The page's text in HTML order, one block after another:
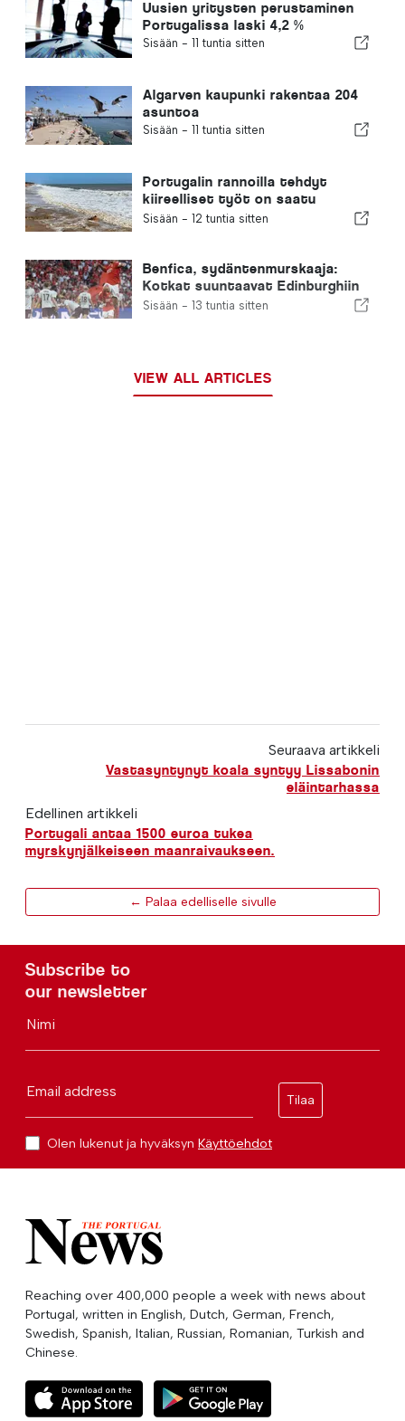
Uusien yritysten perustaminen
Portugalissa laski 4,2 %
Sisään - 11 tuntia sitten
Algarven kaupunki rakentaa 204
asuntoa
Sisään - 11 tuntia sitten
Portugalin rannoilla tehdyt
kiireelliset työt on saatu
päätökseen
Sisään - 12 tuntia sitten
Benfica, sydäntenmurskaaja:
Kotkat suuntaavat Edinburghiin
jo toinen jalka seuraavalla
Sisään - 13 tuntia sitten
VIEW ALL ARTICLES
Seuraava artikkeli
Vastasyntynyt koala syntyy Lissabonin
eläintarhassa
Edellinen artikkeli
Portugali antaa 1500 euroa tukea
myrskynjälkeiseen maanraivaukseen.
← Palaa edelliselle sivulle
Subscribe to
our newsletter
Nimi
Email address
Tilaa
Olen lukenut ja hyväksyn Käyttöehdot
Reaching over 400,000 people a week with news about
Portugal, written in English, Dutch, German, French,
Swedish, Spanish, Italian, Russian, Romanian, Turkish and
Chinese.